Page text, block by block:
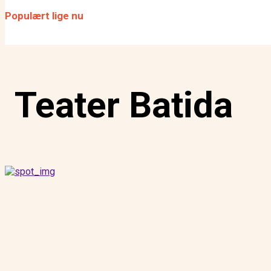
Populært lige nu
Teater Batida